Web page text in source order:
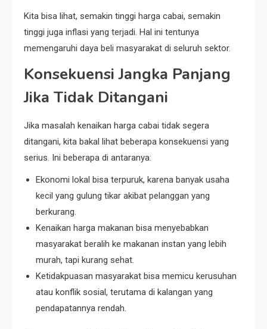
Kita bisa lihat, semakin tinggi harga cabai, semakin
tinggi juga inflasi yang terjadi. Hal ini tentunya
memengaruhi daya beli masyarakat di seluruh sektor.
Konsekuensi Jangka Panjang
Jika Tidak Ditangani
Jika masalah kenaikan harga cabai tidak segera
ditangani, kita bakal lihat beberapa konsekuensi yang
serius. Ini beberapa di antaranya:
Ekonomi lokal bisa terpuruk, karena banyak usaha
kecil yang gulung tikar akibat pelanggan yang
berkurang.
Kenaikan harga makanan bisa menyebabkan
masyarakat beralih ke makanan instan yang lebih
murah, tapi kurang sehat.
Ketidakpuasan masyarakat bisa memicu kerusuhan
atau konflik sosial, terutama di kalangan yang
pendapatannya rendah.